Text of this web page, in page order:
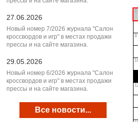
27.06.2026
Новый номер 7/2026 журнала "Салон
кроссвордов и игр" в местах продажи
прессы и на сайте магазина.
29.05.2026
Новый номер 6/2026 журнала "Салон
кроссвордов и игр" в местах продажи
прессы и на сайте магазина.
Все новости...
1
8